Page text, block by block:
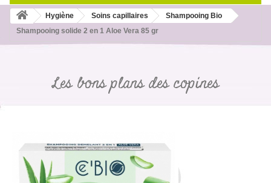
Hygiène Soins capillaires
Shampooing Bio
Shampooing solide 2 en 1 Aloe Vera 85 gr
Les bons plans des copines